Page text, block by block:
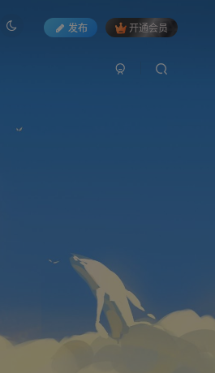
发布 开通会员